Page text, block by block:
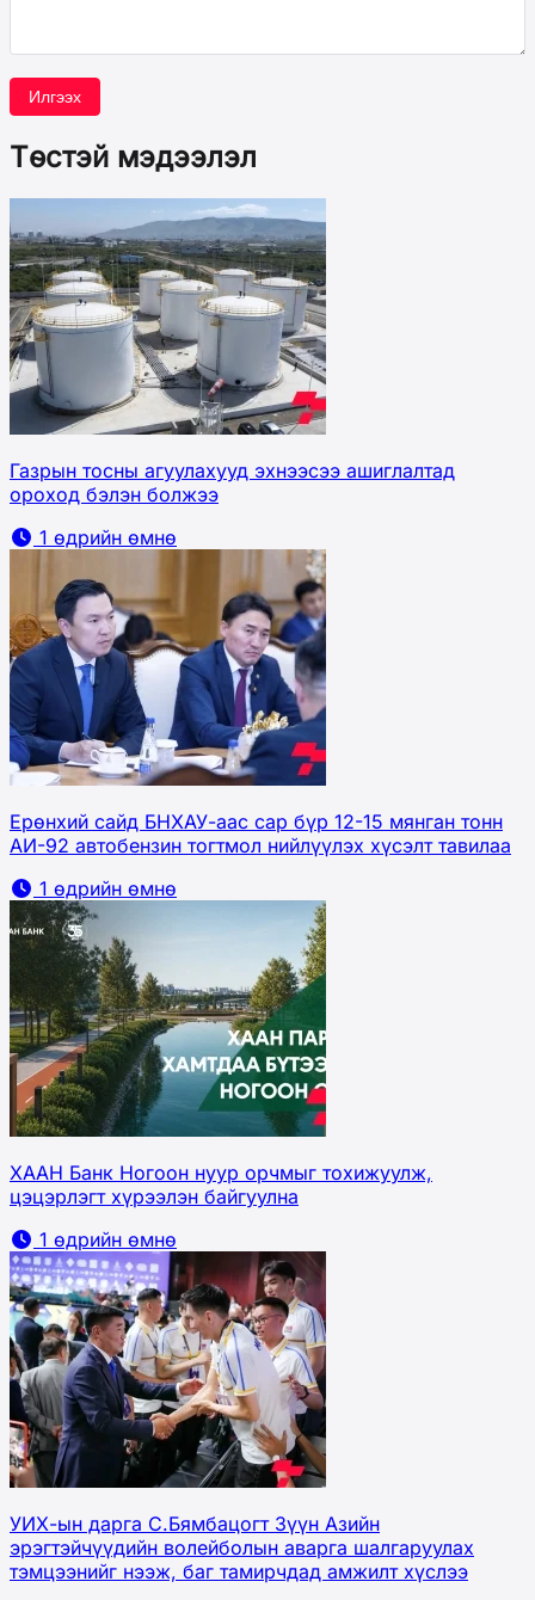
Илгээх
Төстэй мэдээлэл
Газрын тосны агуулахууд эхнээсээ ашиглалтад
ороход бэлэн болжээ
1 өдрийн өмнө
Ерөнхий сайд БНХАУ-аас сар бүр 12-15 мянган тонн
АИ-92 автобензин тогтмол нийлүүлэх хүсэлт тавилаа
1 өдрийн өмнө
ХААН Банк Ногоон нуур орчмыг тохижуулж,
цэцэрлэгт хүрээлэн байгуулна
1 өдрийн өмнө
УИХ-ын дарга С.Бямбацогт Зүүн Азийн
эрэгтэйчүүдийн волейболын аварга шалгаруулах
тэмцээнийг нээж, баг тамирчдад амжилт хүслээ